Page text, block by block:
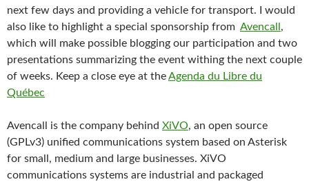
next few days and providing a vehicle for transport. I would
also like to highlight a special sponsorship from Avencall ,
which will make possible blogging our participation and two
presentations summarizing the event withing the next couple
of weeks. Keep a close eye at theAgenda du Libre du
Québec
Avencall is the company behind XiVO, an open source
(GPLv3) unified communications system based on Asterisk
for small, medium and large businesses. XiVO
communications systems are industrial and packaged